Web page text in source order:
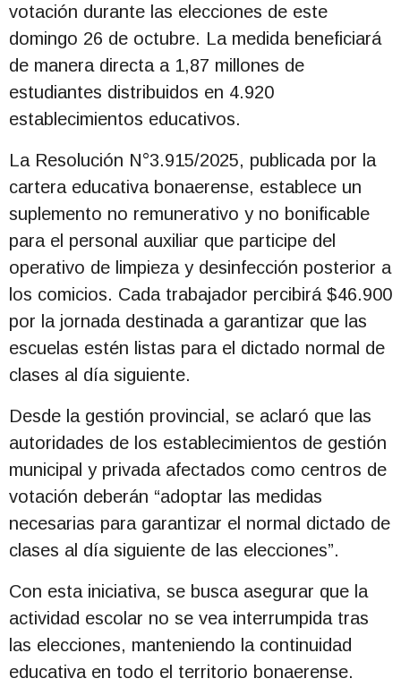
votación durante las elecciones de este
domingo 26 de octubre. La medida beneficiará
de manera directa a 1,87 millones de
estudiantes distribuidos en 4.920
establecimientos educativos.
La Resolución N°3.915/2025, publicada por la
cartera educativa bonaerense, establece un
suplemento no remunerativo y no bonificable
para el personal auxiliar que participe del
operativo de limpieza y desinfección posterior a
los comicios. Cada trabajador percibirá $46.900
por la jornada destinada a garantizar que las
escuelas estén listas para el dictado normal de
clases al día siguiente.
Desde la gestión provincial, se aclaró que las
autoridades de los establecimientos de gestión
municipal y privada afectados como centros de
votación deberán “adoptar las medidas
necesarias para garantizar el normal dictado de
clases al día siguiente de las elecciones”.
Con esta iniciativa, se busca asegurar que la
actividad escolar no se vea interrumpida tras
las elecciones, manteniendo la continuidad
educativa en todo el territorio bonaerense.